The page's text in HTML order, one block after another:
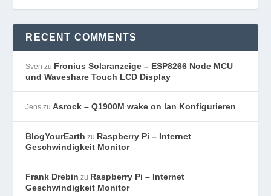
RECENT COMMENTS
Sven zu Fronius Solaranzeige – ESP8266 Node MCU
und Waveshare Touch LCD Display
Jens zuAsrock – Q1900M wake on lan Konfigurieren
BlogYourEarth zu Raspberry Pi – Internet
Geschwindigkeit Monitor
Frank Drebin zu Raspberry Pi – Internet
Geschwindigkeit Monitor